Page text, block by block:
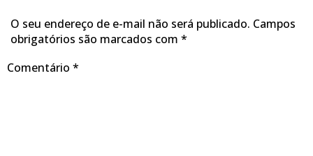
O seu endereço de e-mail não será publicado. Campos
obrigatórios são marcados com *
Comentário *